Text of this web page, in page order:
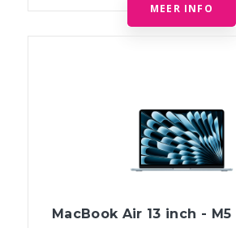
MEER INFO
MacBook Air 13 inch - M5